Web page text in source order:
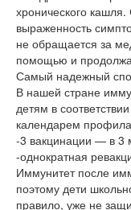
хронического
выраженность
не обращается за
помощью и
Самый надежный
В нашей стране
детям в
календарем
-3 вакцинации — в 3
-однократная
Иммунитет после
поэтому дети
правило, уже не